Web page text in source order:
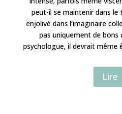
peut-il se maintenir dans le
enjolivé dans l’imaginaire
pas uniquement de bons
psychologue, il devrait même
Lire